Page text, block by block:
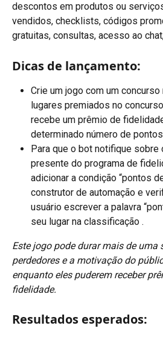
descontos em produtos ou
vendidos, checklists, códigos
gratuitas, consultas, acesso ao
Dicas de lançamento:
Crie um jogo com um
lugares premiados no
recebe um prêmio de
determinado número de
Para que o bot notifique sobre
presente do programa de
adicionar a condição “pontos
construtor de automação e
usuário escrever a palavra
seu lugar na classificação .
Este jogo pode durar mais de uma
perdedores e a motivação do
enquanto eles puderem receber
fidelidade.
Resultados esperados: